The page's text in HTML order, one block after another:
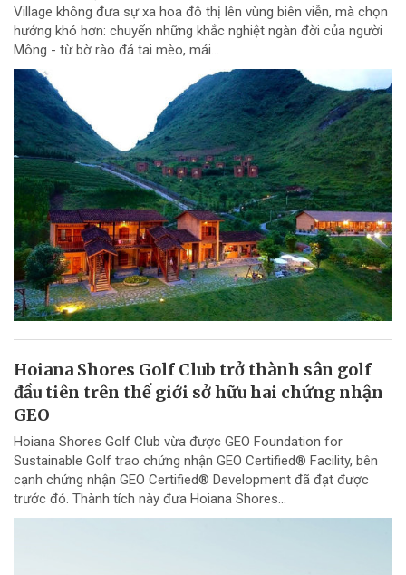
Village không đưa sự xa hoa đô thị lên vùng biên viễn, mà chọn
hướng khó hơn: chuyển những khắc nghiệt ngàn đời của người
Mông - từ bờ rào đá tai mèo, mái...
Hoiana Shores Golf Club trở thành sân golf
đầu tiên trên thế giới sở hữu hai chứng nhận
GEO
Hoiana Shores Golf Club vừa được GEO Foundation for
Sustainable Golf trao chứng nhận GEO Certified® Facility, bên
cạnh chứng nhận GEO Certified® Development đã đạt được
trước đó. Thành tích này đưa Hoiana Shores...